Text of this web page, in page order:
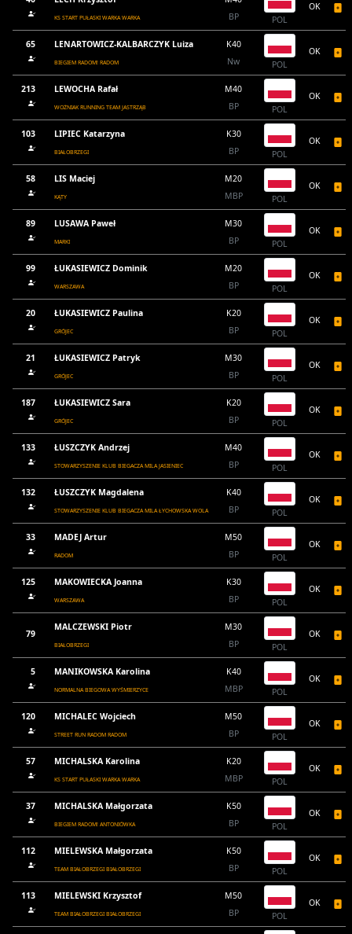
KS START PUŁASKI WARKA WARKA
BP
POL
OK
65 LENARTOWICZ-KALBARCZYK Luiza
BIEGIEM RADOM! RADOM
K40
Nw
POL
OK
213 LEWOCHA Rafał
WOŻNIAK RUNNING TEAM JASTRZĄB
M40
BP
POL
OK
103 LIPIEC Katarzyna
BIAŁOBRZEGI
K30
BP
POL
OK
58 LIS Maciej
KĄTY
M20
MBP
POL
OK
89 LUSAWA Paweł
MARKI
M30
BP
POL
OK
99 ŁUKASIEWICZ Dominik
WARSZAWA
M20
BP
POL
OK
20 ŁUKASIEWICZ Paulina
GRÓJEC
K20
BP
POL
OK
21 ŁUKASIEWICZ Patryk
GRÓJEC
M30
BP
POL
OK
187 ŁUKASIEWICZ Sara
GRÓJEC
K20
BP
POL
OK
133 ŁUSZCZYK Andrzej
STOWARZYSZENIE KLUB BIEGACZA MILA JASIENIEC
M40
BP
POL
OK
132 ŁUSZCZYK Magdalena
STOWARZYSZENIE KLUB BIEGACZA MILA ŁYCHOWSKA WOLA
K40
BP
POL
OK
33 MADEJ Artur
RADOM
M50
BP
POL
OK
125 MAKOWIECKA Joanna
WARSZAWA
K30
BP
POL
OK
79
MALCZEWSKI Piotr
BIAŁOBRZEGI
M30
BP
POL
OK
5 MANIKOWSKA Karolina
NORMALNA BIEGOWA WYŚMIERZYCE
K40
MBP
POL
OK
120 MICHALEC Wojciech
STREET RUN RADOM RADOM
M50
BP
POL
OK
57 MICHALSKA Karolina
KS START PUŁASKI WARKA WARKA
K20
MBP
POL
OK
37 MICHALSKA Małgorzata
BIEGIEM RADOM! ANTONIÓWKA
K50
BP
POL
OK
112 MIELEWSKA Małgorzata
TEAM BIAŁOBRZEGI BIAŁOBRZEGI
K50
BP
POL
OK
113 MIELEWSKI Krzysztof
TEAM BIAŁOBRZEGI BIAŁOBRZEGI
M50
BP
POL
OK